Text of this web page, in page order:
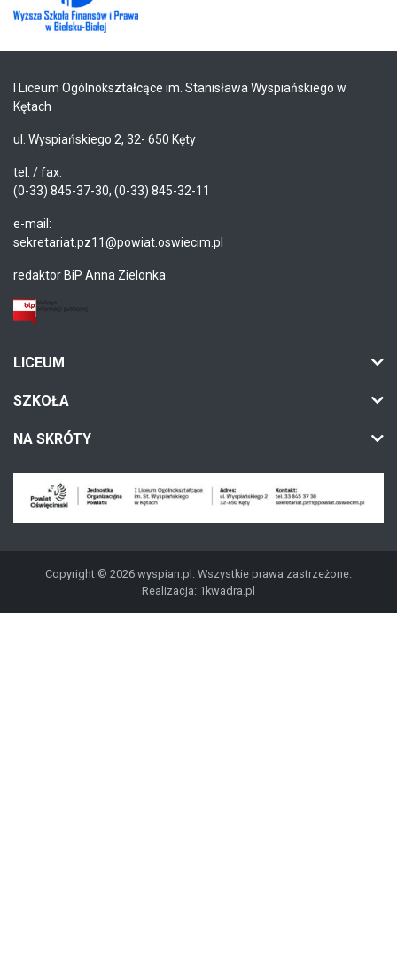
I Liceum Ogólnokształcące im. Stanisława Wyspiańskiego w
Kętach
ul. Wyspiańskiego 2, 32- 650 Kęty
tel. / fax:
(0-33) 845-37-30, (0-33) 845-32-11
e-mail:
sekretariat.pz11@powiat.oswiecim.pl
redaktor BiP Anna Zielonka
LICEUM
SZKOŁA
NA SKRÓTY
Copyright © 2026 wyspian.pl. Wszystkie prawa zastrzeżone.
Realizacja: 1kwadra.pl